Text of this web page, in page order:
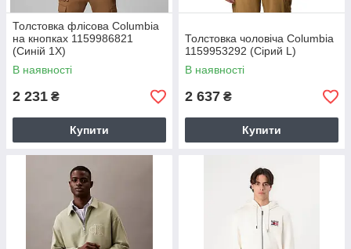
Толстовка флісова Columbia
на кнопках 1159986821
(Синій 1X)
В наявності
2 231 ₴
Купити
Толстовка чоловіча Columbia
1159953292 (Сірий L)
В наявності
2 637 ₴
Купити